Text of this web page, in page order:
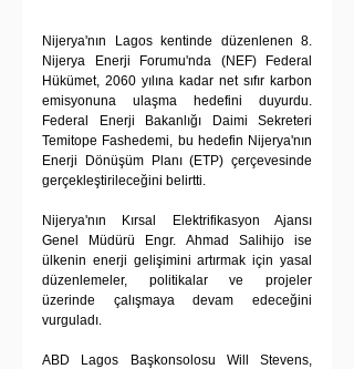
Nijerya'nın Lagos kentinde düzenlenen 8.
Nijerya Enerji Forumu'nda (NEF) Federal
Hükümet, 2060 yılına kadar net sıfır karbon
emisyonuna ulaşma hedefini duyurdu.
Federal Enerji Bakanlığı Daimi Sekreteri
Temitope Fashedemi, bu hedefin Nijerya'nın
Enerji Dönüşüm Planı (ETP) çerçevesinde
gerçekleştirileceğini belirtti.
Nijerya'nın Kırsal Elektrifikasyon Ajansı
Genel Müdürü Engr. Ahmad Salihijo ise
ülkenin enerji gelişimini artırmak için yasal
düzenlemeler, politikalar ve projeler
üzerinde çalışmaya devam edeceğini
vurguladı.
ABD Lagos Başkonsolosu Will Stevens,